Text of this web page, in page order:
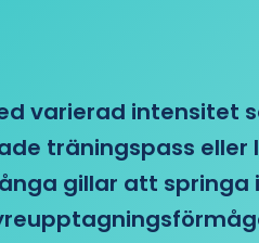
varierad intensitet
träningspass
gillar att